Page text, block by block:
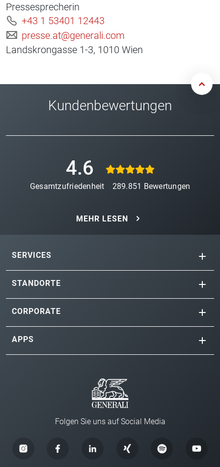
Pressesprecherin
+43 1 53401 12443
presse.at@generali.com
Landskrongasse 1-3, 1010 Wien
Kundenbewertungen
4.6
Gesamtzufriedenheit 289.851 Bewertungen
MEHR LESEN
SERVICES
STANDORTE
CORPORATE
APPS
Folgen Sie uns auf Social Media